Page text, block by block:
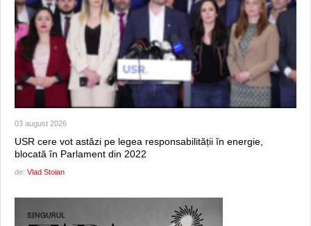
03 august 2026
USR cere vot astăzi pe legea responsabilității în energie,
blocată în Parlament din 2022
de: Vlad Stoian